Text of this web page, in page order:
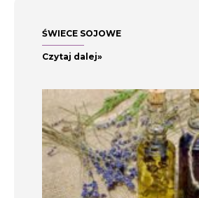
ŚWIECE SOJOWE
Czytaj dalej»